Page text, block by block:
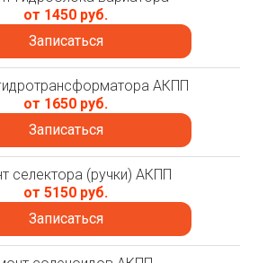
от 1450 руб.
Записаться
АКПП
от 1650 руб.
Записаться
селектора (ручки) АКПП
от 5150 руб.
Записаться